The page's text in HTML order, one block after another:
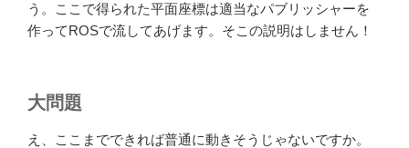
う。ここで得られた平面座標は適当なパブリッシャーを
作ってROSで流してあげます。そこの説明はしません！
大問題
え、ここまでできれば普通に動きそうじゃないですか。